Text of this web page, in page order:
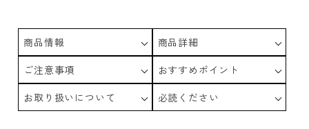
商品情報
商品詳細
ご注意事項
おすすめポイント
お取り扱いについて
必読ください